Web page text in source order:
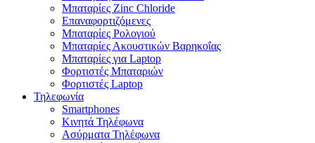
Μπαταρίες Zinc Chloride
Επαναφορτιζόμενες
Μπαταρίες Ρολογιού
Μπαταρίες Ακουστικών Βαρηκοΐας
Μπαταρίες για Laptop
Φορτιστές Μπαταριών
Φορτιστές Laptop
Τηλεφωνία
Smartphones
Κινητά Τηλέφωνα
Ασύρματα Τηλέφωνα